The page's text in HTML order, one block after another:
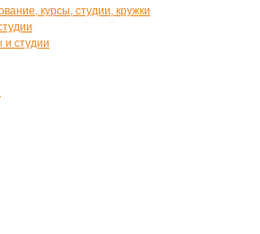
курсы, студии, кружки
студии